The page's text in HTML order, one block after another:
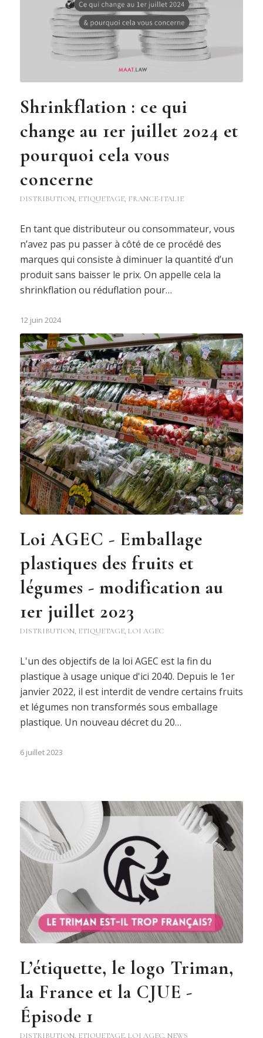
Shrinkflation : ce qui
change au 1er juillet 2024 et
pourquoi cela vous
concerne
DISTRIBUTION, ETIQUETAGE, FRANCE-ITALIE
En tant que distributeur ou consommateur, vous
n’avez pas pu passer à côté de ce procédé des
marques qui consiste à diminuer la quantité d’un
produit sans baisser le prix. On appelle cela la
shrinkflation ou réduflation pour…
12 juin 2024
Loi AGEC - Emballage
plastiques des fruits et
légumes - modification au
1er juillet 2023
DISTRIBUTION, ETIQUETAGE, LOI AGEC
L'un des objectifs de la loi AGEC est la fin du
plastique à usage unique d'ici 2040. Depuis le 1er
janvier 2022, il est interdit de vendre certains fruits
et légumes non transformés sous emballage
plastique. Un nouveau décret du 20…
6 juillet 2023
L’étiquette, le logo Triman,
la France et la CJUE -
Épisode 1
DISTRIBUTION, ETIQUETAGE, LOI AGEC, NEWS